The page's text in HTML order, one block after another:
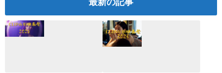
最新の記事